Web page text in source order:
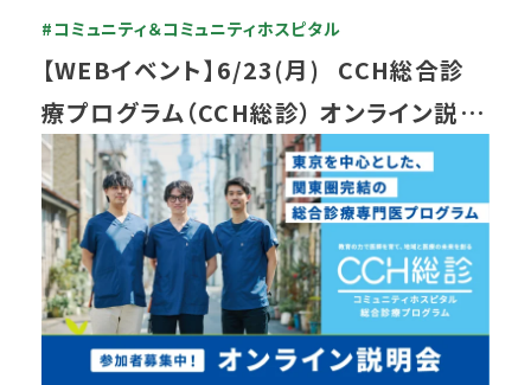
#コミュニティ＆コミュニティホスピタル
【WEBイベント】6/23(月) CCH総合診
療プログラム（CCH総診） オンライン説明
会 開催のご案内